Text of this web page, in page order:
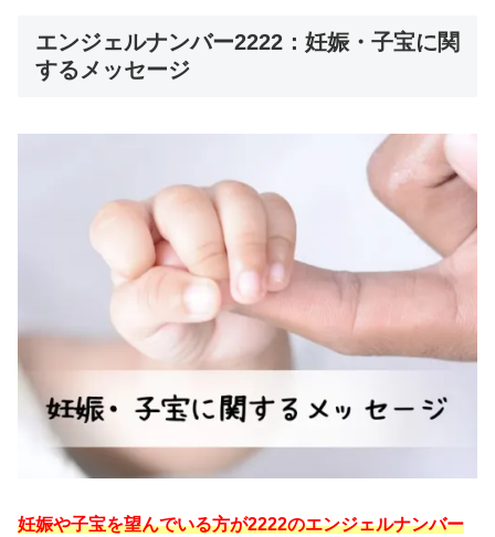
エンジェルナンバー2222：妊娠・子宝に関
するメッセージ
妊娠や子宝を望んでいる方が2222のエンジェルナンバー